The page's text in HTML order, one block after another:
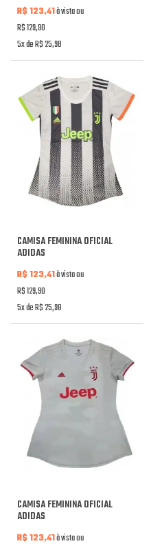
R$ 123,41à vista ou
R$ 129,90
5x de R$ 25,98
CAMISA FEMININA OFICIAL
ADIDAS
R$ 123,41à vista ou
R$ 129,90
5x de R$ 25,98
CAMISA FEMININA OFICIAL
ADIDAS
R$ 123,41à vista ou